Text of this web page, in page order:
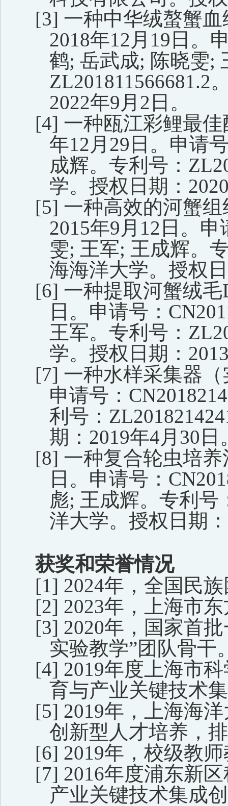
[3] 一种中华绒螯蟹
2018年12 月 19 日。
鹤; 岳武成; 陈晓雯;
ZL201811566681.2
2022年9 月 2 日 。
[4] 一种瓯江彩鲤最
年12 月 29 日。申请
成辉。专利 号：
学。授权 日期 ：
[5] 一种高效的河蟹
2015年9 月 12 日。申
雯; 王军; 王成辉。
海海洋大学。 授权
[6] 一种提取河蟹绒毛
日。申请号：
王军。 专利 号：
学。 授权日期：
[7] 一种水样采集器
申请号：
利号：
期 ：2019年4月 30 日
[8] 一种复合轮虫培
日。申请号：
彪; 王成辉。专利号
洋大学。 授权 日期
获奖和荣誉情况
[1] 2024年，全国民
[2] 2023年，上海市
[3] 2020年，国家首
实验教学”团队骨干
[4] 2019年度上海市
育与产业关键技术
[5] 2019年，上海海
创新型人才培养，
[6] 2019年，校级教
[7] 2016年度浦东新
产业关键技术集成